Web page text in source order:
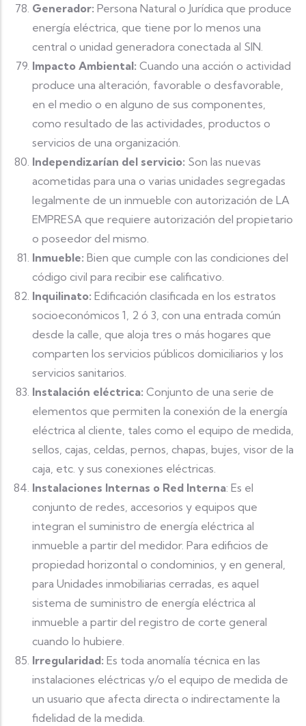
Generador: Persona Natural o Jurídica que produce
energía eléctrica, que tiene por lo menos una
central o unidad generadora conectada al SIN.
Impacto Ambiental: Cuando una acción o actividad
produce una alteración, favorable o desfavorable,
en el medio o en alguno de sus componentes,
como resultado de las actividades, productos o
servicios de una organización.
Independizarían del servicio: Son las nuevas
acometidas para una o varias unidades segregadas
legalmente de un inmueble con autorización de LA
EMPRESA que requiere autorización del propietario
o poseedor del mismo.
Inmueble: Bien que cumple con las condiciones del
código civil para recibir ese calificativo.
Inquilinato: Edificación clasificada en los estratos
socioeconómicos 1, 2 ó 3, con una entrada común
desde la calle, que aloja tres o más hogares que
comparten los servicios públicos domiciliarios y los
servicios sanitarios.
Instalación eléctrica: Conjunto de una serie de
elementos que permiten la conexión de la energía
eléctrica al cliente, tales como el equipo de medida,
sellos, cajas, celdas, pernos, chapas, bujes, visor de la
caja, etc. y sus conexiones eléctricas.
Instalaciones Internas o Red Interna: Es el
conjunto de redes, accesorios y equipos que
integran el suministro de energía eléctrica al
inmueble a partir del medidor. Para edificios de
propiedad horizontal o condominios, y en general,
para Unidades inmobiliarias cerradas, es aquel
sistema de suministro de energía eléctrica al
inmueble a partir del registro de corte general
cuando lo hubiere.
Irregularidad: Es toda anomalía técnica en las
instalaciones eléctricas y/o el equipo de medida de
un usuario que afecta directa o indirectamente la
fidelidad de la medida.